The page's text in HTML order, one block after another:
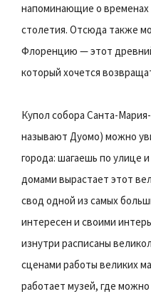
напоминающие о временах
столетия. Отсюда также
Флоренцию — этот
который хочется
Купол собора Санта-
называют Дуомо) можно
города: шагаешь по улице
домами вырастает этот
свод одной из самых
интересен и своими
изнутри расписаны
сценами работы великих
работает музей, где